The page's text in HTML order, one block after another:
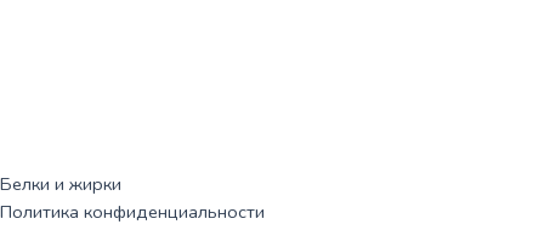
Белки и жирки
Политика конфиденциальности